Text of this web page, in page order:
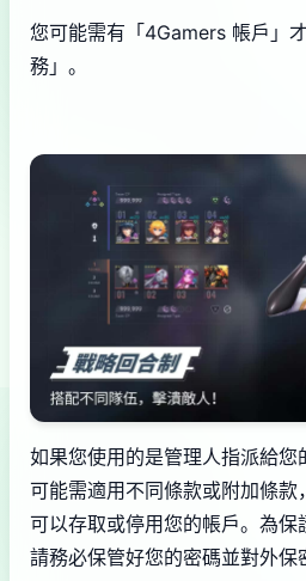
您可能需有「4Gamers 帳戶」
務」。
如果您使用的是管理人指派給您
可能需適用不同條款或附加條款
可以存取或停用您的帳戶。為保
請務必保管好您的密碼並對外保